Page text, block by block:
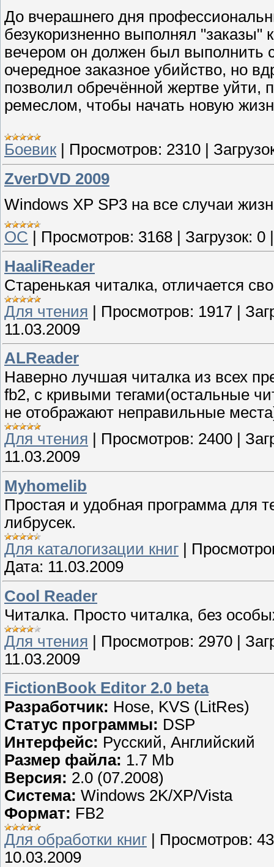
До вчерашнего дня
безукоризненно выполнял "заказы"
вечером он должен был выполнить
очередное заказное убийство, но
позволил обречённой жертве уйти,
ремеслом, чтобы начать новую
Боевик Просмотров: 2310
ZverDVD 2009
Windows XP SP3 на все случаи
ОС
Просмотров: 3168 Загрузок: 0
HaaliReader
Старенькая читалка, отличается
Для чтения | Просмотров: 1917 |
11.03.2009
ALReader
Наверно лучшая читалка из всех
fb2, с кривыми тегами(остальные
не отображают неправильные
Для чтения
Просмотров: 2400
11.03.2009
Myhomelib
Простая и удобная программа для
либрусек.
Для каталогизации книг
Дата: 11.03.2009
Cool Reader
Читалка. Просто читалка, без
Для чтения | Просмотров: 2970 |
11.03.2009
FictionBook Editor 2.0 beta
Разработчик: Hose, KVS (LitRes)
Статус программы: DSP
Интерфейс: Русский, Английский
Размер файла: 1.7 Mb
Версия: 2.0 (07.2008)
Система: Windows 2K/XP/Vista
Формат: FB2
Для обработки книг
Просмотров:
10.03.2009